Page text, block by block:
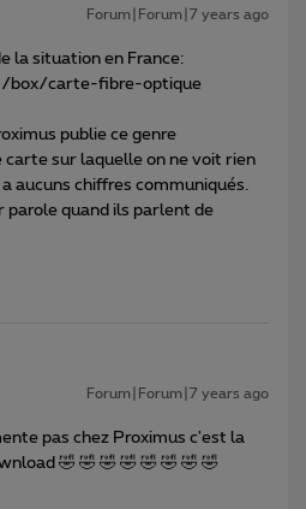
Forum|Forum|7 years ago
la situation en France:
box/carte-fibre-optique
publie ce genre
sur laquelle on ne voit rien
aucuns chiffres communiqués.
parole quand ils parlent de
Forum|Forum|7 years ago
pas chez Proximus c'est la
🤣 🤣 🤣 🤣 🤣 🤣 🤣 🤣